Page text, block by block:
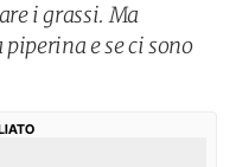
i grassi. Ma
e se ci sono